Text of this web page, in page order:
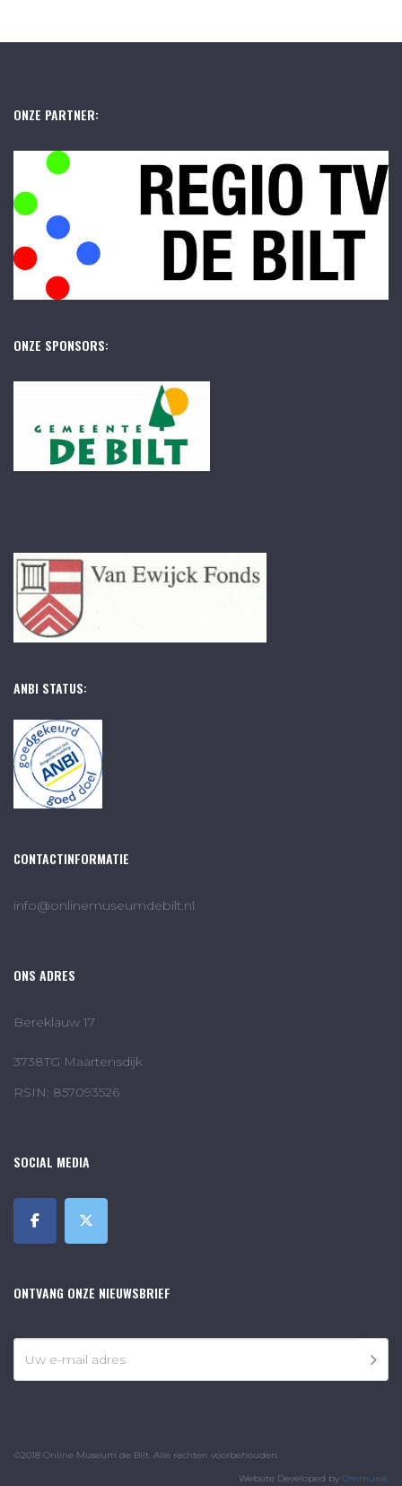
ONZE PARTNER:
ONZE SPONSORS:
ANBI STATUS:
CONTACTINFORMATIE
info@onlinemuseumdebilt.nl
ONS ADRES
Bereklauw 17
3738TG Maartensdijk
RSIN: 857093526
SOCIAL MEDIA
ONTVANG ONZE NIEUWSBRIEF
©2018 Online Museum de Bilt. Alle rechten voorbehouden.
Website Developed by Ommune